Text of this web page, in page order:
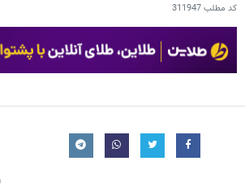
کد مطلب311947